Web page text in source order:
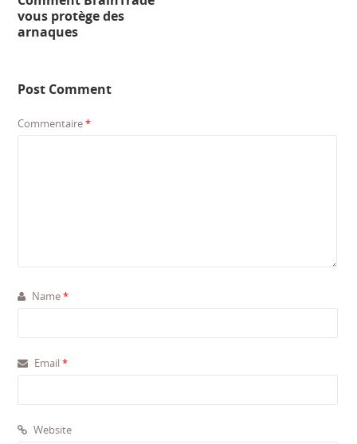
vous protège des
arnaques
Post Comment
Commentaire*
Name*
Email*
Website